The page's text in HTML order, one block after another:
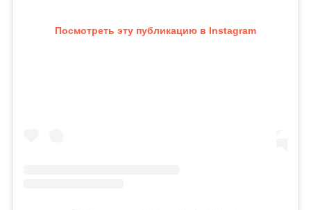
Посмотреть эту публикацию в Instagram